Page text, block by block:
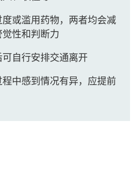
或滥用药物，两者均会减
性和判断力
自行安排交通离开
中感到情况有异，应提前